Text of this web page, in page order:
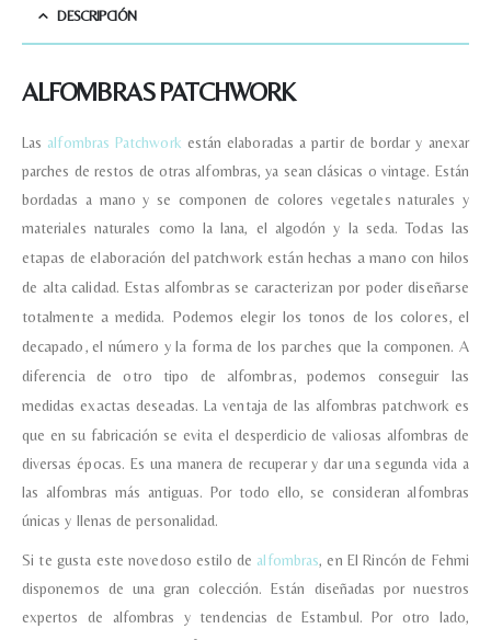
DESCRIPCIÓN
ALFOMBRAS PATCHWORK
Las alfombras Patchwork están elaboradas a partir de bordar y anexar
parches de restos de otras alfombras, ya sean clásicas o vintage. Están
bordadas a mano y se componen de colores vegetales naturales y
materiales naturales como la lana, el algodón y la seda.Todas las
etapas de elaboración del patchwork están hechas a mano con hilos
de alta calidad. Estas alfombras se caracterizan por poder diseñarse
totalmente a medida. Podemos elegir los tonos de los colores, el
decapado, el número y la forma de los parches que la componen. A
diferencia de otro tipo de alfombras, podemos conseguir las
medidas exactas deseadas.La ventaja de las alfombras patchwork es
que en su fabricación se evita el desperdicio de valiosas alfombras de
diversas épocas. Es una manera de recuperar y dar una segunda vida a
las alfombras más antiguas. Por todo ello, se consideran alfombras
únicas y llenas de personalidad.
Si te gusta este novedoso estilo de alfombras, en El Rincón de Fehmi
disponemos de una gran colección. Están diseñadas por nuestros
expertos de alfombras y tendencias de Estambul. Por otro lado,